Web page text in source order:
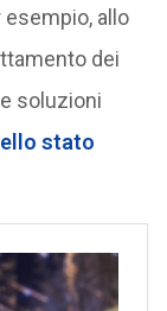
allo
dei
soluzioni
stato